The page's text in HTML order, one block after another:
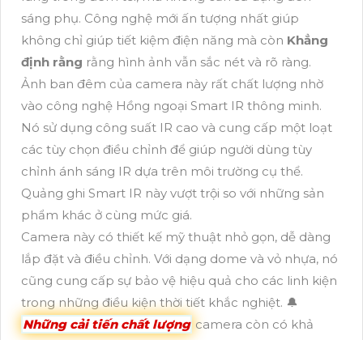
sáng phụ. Công nghệ mới ấn tượng nhất giúp
không chỉ giúp tiết kiệm điện năng mà còn Khẳng
định rằng rằng hình ảnh vẫn sắc nét và rõ ràng.
Ảnh ban đêm của camera này rất chất lượng nhờ
vào công nghệ Hồng ngoại Smart IR thông minh.
Nó sử dụng công suất IR cao và cung cấp một loạt
các tùy chọn điều chỉnh để giúp người dùng tùy
chỉnh ánh sáng IR dựa trên môi trường cụ thể.
Quảng ghi Smart IR này vượt trội so với những sản
phẩm khác ở cùng mức giá.
Camera này có thiết kế mỹ thuật nhỏ gọn, dễ dàng
lắp đặt và điều chỉnh. Với dạng dome và vỏ nhựa, nó
cũng cung cấp sự bảo vệ hiệu quả cho các linh kiện
trong những điều kiện thời tiết khắc nghiệt. 🔔
Những cải tiến chất lượng camera còn có khả